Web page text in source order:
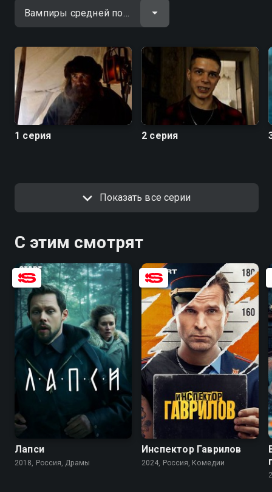
1 серия 2 серия
Показать все серии
С этим смотрят
7.5
Лапси
2018, Россия, Драмы
8.2 7.5
Инспектор Гаврилов
2024, Россия, Комедии